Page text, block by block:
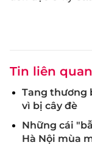
Tin liên quan
Tang thương
vì bị cây đè
Những cái
Hà Nội mùa